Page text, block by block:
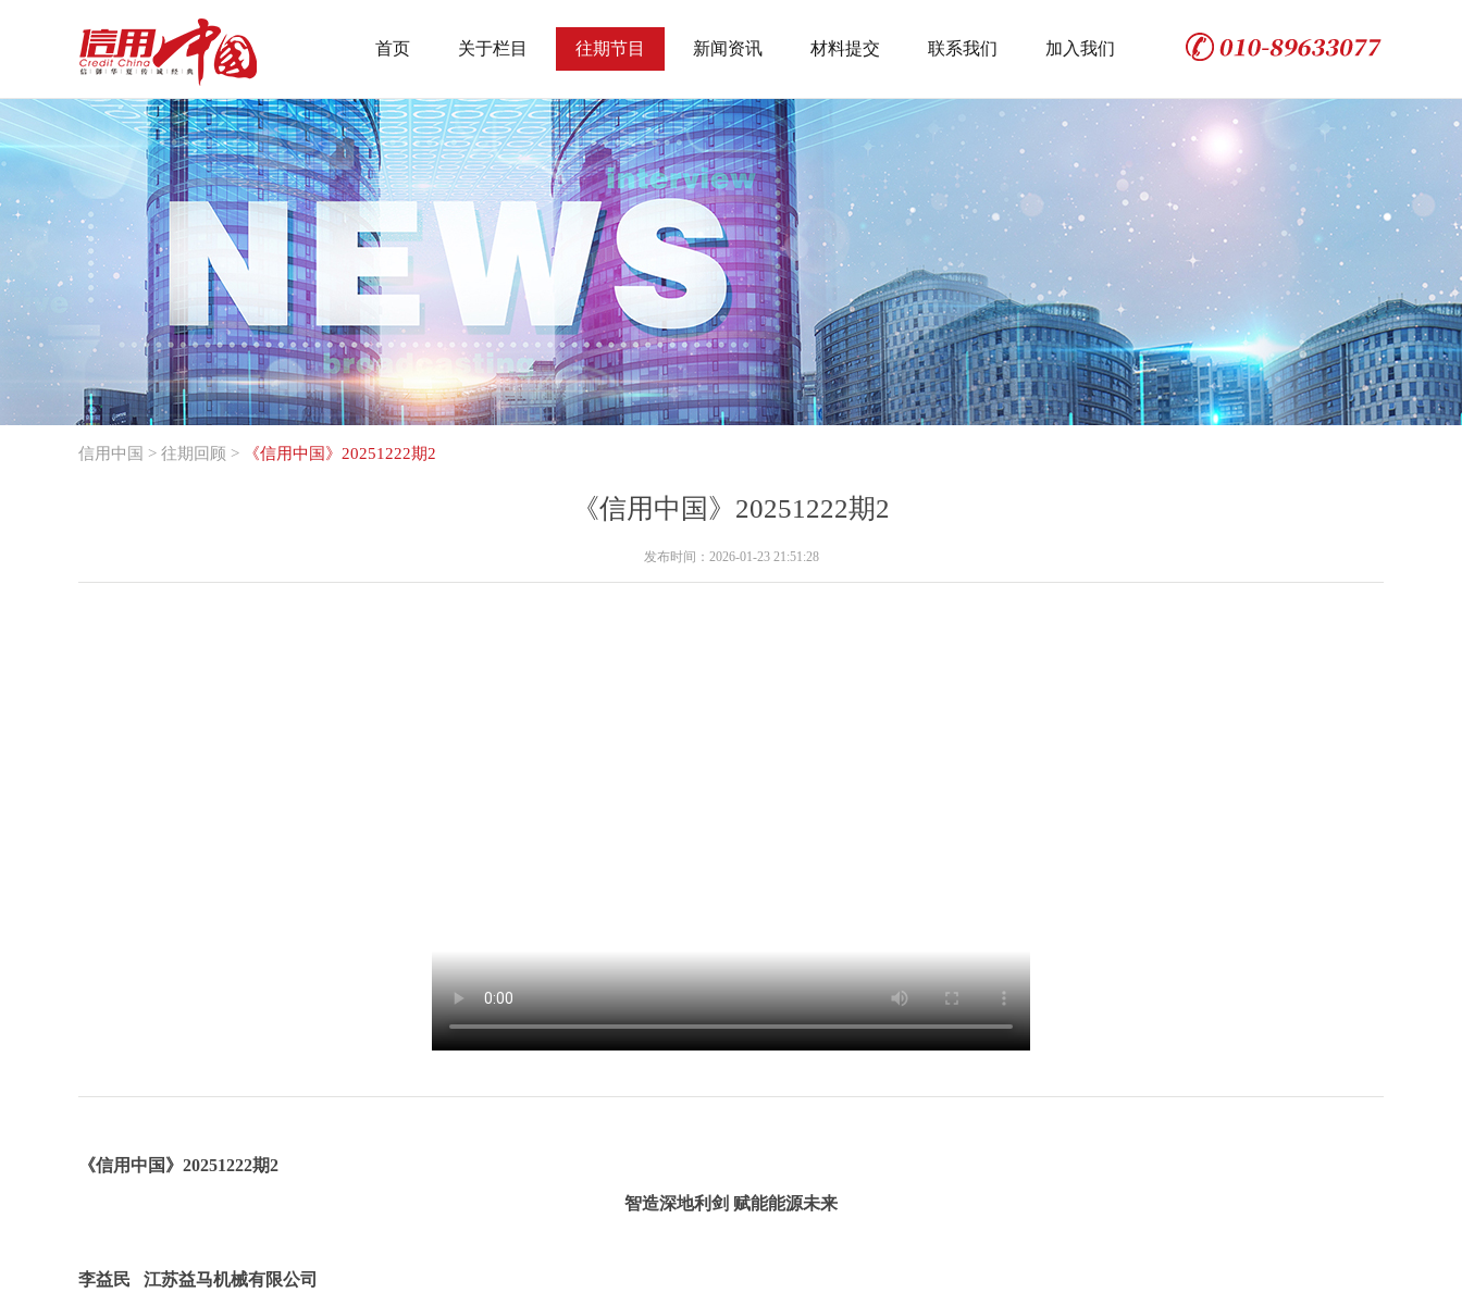
首页 关于栏目 往期节目 新闻资讯 材料提交 联系我们 加入我们
信用中国 > 往期回顾 > 《信用中国》20251222期2
《信用中国》20251222期2
发布时间：2026-01-23 21:51:28
《信用中国》20251222期2
智造深地利剑 赋能能源未来
李益民 江苏益马机械有限公司